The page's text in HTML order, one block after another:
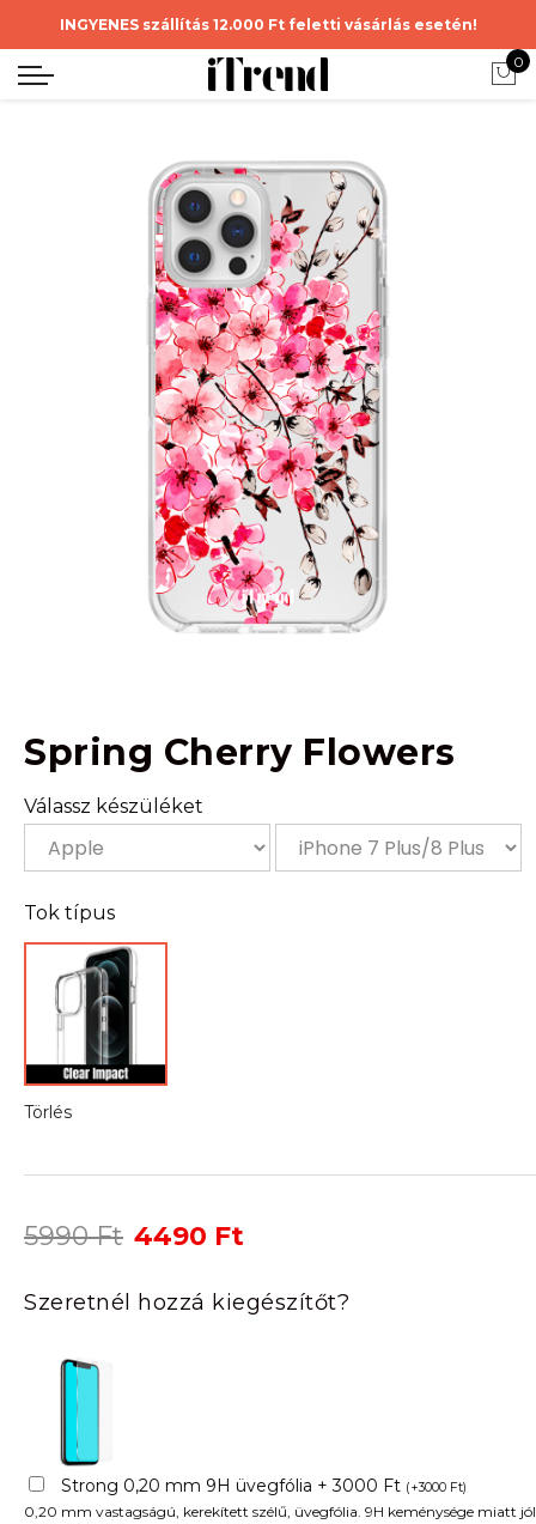
INGYENES szállítás 12.000 Ft feletti vásárlás esetén!
0
Spring Cherry Flowers
Válassz készüléket
Tok típus
Törlés
5990Ft Original
was:
5990 Ft.
4490 Ft
is:
4490 Ft.
Szeretnél hozzá kiegészítőt?
Strong 0,20 mm 9H üvegfólia + 3000 Ft (+3000 Ft)
0,20 mm vastagságú, kerekített szélű, üvegfólia. 9H keménysége miatt jól